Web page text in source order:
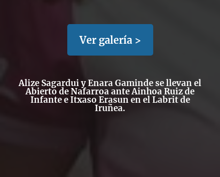
Ver galería >
Alize Sagardui y Enara Gaminde se llevan el
Abierto de Nafarroa ante Ainhoa Ruiz de
Infante e Itxaso Erasun en el Labrit de
Iruñea.